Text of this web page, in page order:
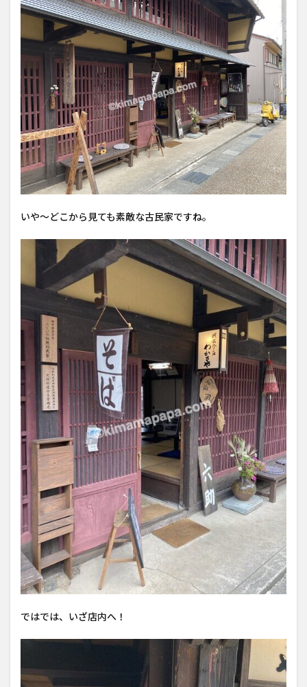
いや〜どこから見ても素敵な古民家ですね。
ではでは、いざ店内へ！